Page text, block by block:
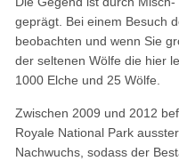
geprägt. Bei einem Besuch
beobachten und wenn Sie
der seltenen Wölfe die hier
1000 Elche und 25 Wölfe.
Zwischen 2009 und 2012
Royale National Park
Nachwuchs, sodass der